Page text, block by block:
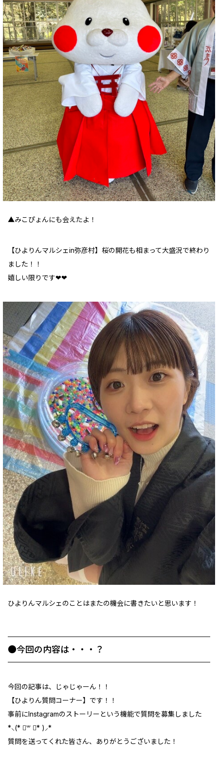
▲みこぴょんにも会えたよ！
【ひよりんマルシェin弥彦村】桜の開花も相まって大盛況で終わり
ました！！
嬉しい限りです❤︎❤︎
ひよりんマルシェのことはまたの機会に書きたいと思います！
●今回の内容は・・・？
今回の記事は、じゃじゃーん！！
【ひよりん質問コーナー】です！！
事前にInstagramのストーリーという機能で質問を募集しました
*⸜(* ॑꒳ ॑* )⸝*
質問を送ってくれた皆さん、ありがとうございました！